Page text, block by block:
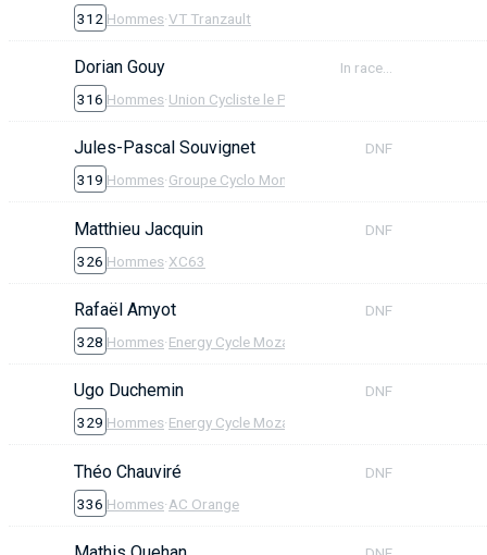
312 Hommes·VT Tranzault
Dorian Gouy
316 Hommes·Union Cycliste le Puy en Velay
In race...
Jules-Pascal Souvignet
319 Hommes·Groupe Cyclo Montfaucon
DNF
Matthieu Jacquin
326 Hommes·XC63
DNF
Rafaël Amyot
328 Hommes·Energy Cycle Mozac
DNF
Ugo Duchemin
329 Hommes·Energy Cycle Mozac
DNF
Théo Chauviré
336 Hommes·AC Orange
DNF